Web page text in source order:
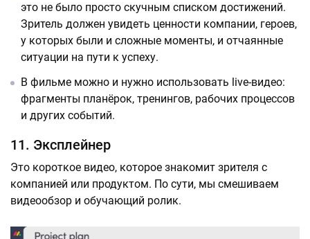
это не было просто скучным списком достижений.
Зритель должен увидеть ценности компании, героев,
у которых были и сложные моменты, и отчаянные
ситуации на пути к успеху.
В фильме можно и нужно использовать live-видео:
фрагменты планёрок, тренингов, рабочих процессов
и других событий.
11. Эксплейнер
Это короткое видео, которое знакомит зрителя с
компанией или продуктом. По сути, мы смешиваем
видеообзор и обучающий ролик.